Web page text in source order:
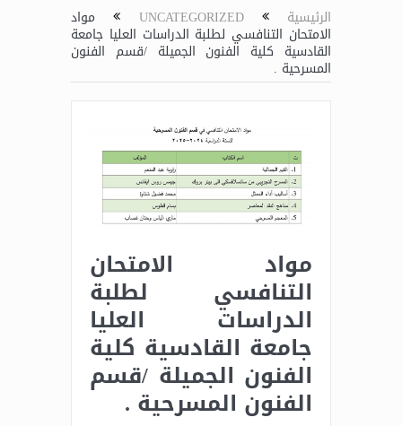
الرئيسية UNCATEGORIZED مواد
الامتحان التنافسي لطلبة الدراسات العليا جامعة
القادسية كلية الفنون الجميلة /قسم الفنون
المسرحية .
مواد الامتحان
التنافسي لطلبة
الدراسات العليا
جامعة القادسية كلية
الفنون الجميلة /قسم
الفنون المسرحية .